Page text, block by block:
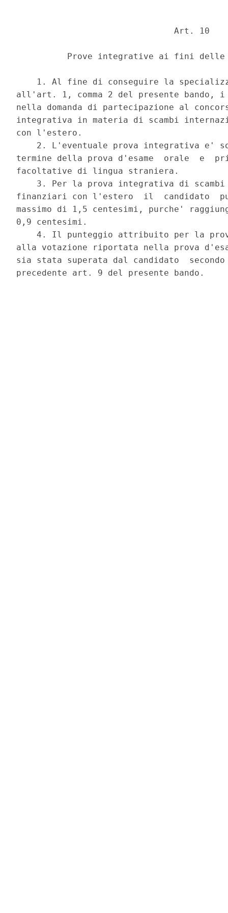
                               Art. 10
Prove integrative ai fini
1. Al fine di conseguire la
all'art. 1, comma 2 del presente bando, i
nella domanda di partecipazione al
integrativa in materia di scambi
con l'estero.
2. L'eventuale prova integrativa e'
termine della prova d'esame  orale  e
facoltative di lingua straniera.
3. Per la prova integrativa di
finanziari con l'estero  il  candidato
massimo di 1,5 centesimi, purche'
0,9 centesimi.
4. Il punteggio attribuito per la
alla votazione riportata nella prova
sia stata superata dal candidato